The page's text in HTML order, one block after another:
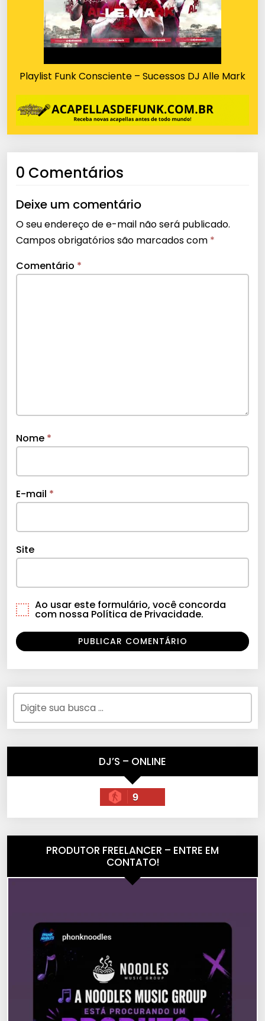
Playlist Funk Consciente – Sucessos DJ Alle Mark
0 Comentários
Deixe um comentário
O seu endereço de e-mail não será publicado.
Campos obrigatórios são marcados com *
Comentário *
Nome *
E-mail *
Site
Ao usar este formulário, você concorda
com nossa Política de Privacidade.
DJ’S – ONLINE
9
PRODUTOR FREELANCER – ENTRE EM
CONTATO!